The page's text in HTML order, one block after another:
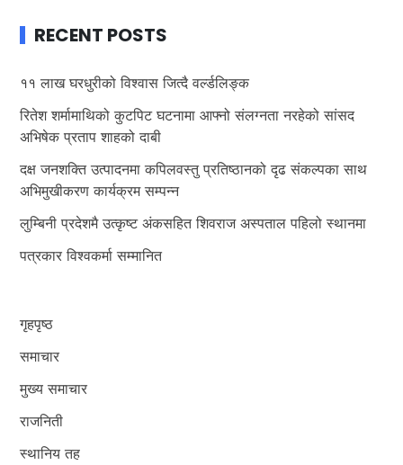
RECENT POSTS
११ लाख घरधुरीको विश्वास जित्दै वर्ल्डलिङ्क
रितेश शर्मामाथिको कुटपिट घटनामा आफ्नो संलग्नता नरहेको सांसद
अभिषेक प्रताप शाहको दाबी
दक्ष जनशक्ति उत्पादनमा कपिलवस्तु प्रतिष्ठानको दृढ संकल्पका साथ
अभिमुखीकरण कार्यक्रम सम्पन्न
लुम्बिनी प्रदेशमै उत्कृष्ट अंकसहित शिवराज अस्पताल पहिलो स्थानमा
पत्रकार विश्वकर्मा सम्मानित
गृहपृष्ठ
समाचार
मुख्य समाचार
राजनिती
स्थानिय तह